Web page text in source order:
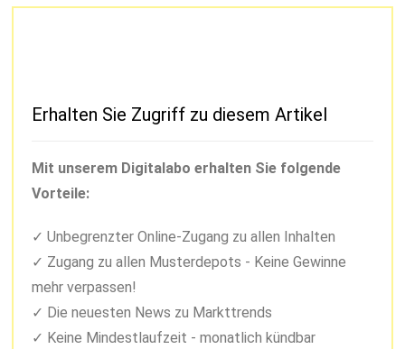
Erhalten Sie Zugriff zu diesem Artikel
Mit unserem Digitalabo erhalten Sie folgende
Vorteile:
Unbegrenzter Online-Zugang zu allen Inhalten
Zugang zu allen Musterdepots - Keine Gewinne
mehr verpassen!
Die neuesten News zu Markttrends
Keine Mindestlaufzeit - monatlich kündbar